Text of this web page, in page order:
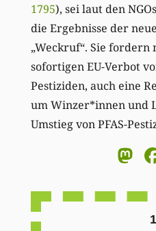
1795), sei laut den
die Ergebnisse der
„Weckruf“. Sie fordern
sofortigen EU-Verbot
Pestiziden, auch eine
um Winzer*innen und
Umstieg von PFAS-
1